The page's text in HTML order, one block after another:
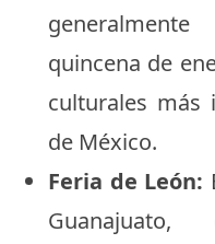
quincena de
culturales más
de México.
Feria de León:
Guanajuato,